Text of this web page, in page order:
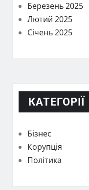
Березень 2025
Лютий 2025
Січень 2025
КАТЕГОРІЇ
Бізнес
Корупція
Політика